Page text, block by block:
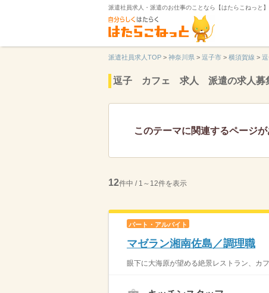
派遣社員求人・派遣のお仕事のことなら【はたらこねっと】
派遣社員求人TOP > 神奈川県 > 逗子市 > 横須賀線 >
逗子 カフェ 求人 派遣の求人募
このテーマに関連するページ
12件中 / 1～12件を表示
パート・アルバイト
マゼラン湘南佐島／調理職
眼下に大海原が望める絶景レストラン、カ